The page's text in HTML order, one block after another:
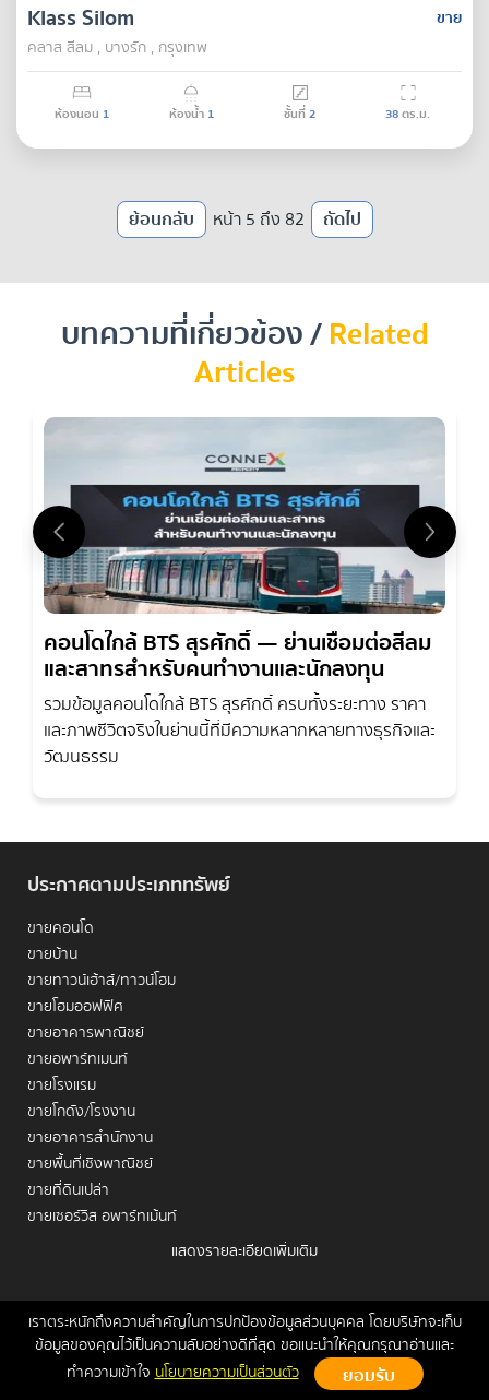
เราตระหนักถึงความสำคัญในการปกป้องข้อมูลส่วนบุคคล โดยบริษัทจะเก็บ
ข้อมูลของคุณไว้เป็นความลับอย่างดีที่สุด ขอแนะนำให้คุณกรุณาอ่านและ
ทำความเข้าใจนโยบายความเป็นส่วนตัว
ขาย
Klass Silom
คลาส สีลม , บางรัก , กรุงเทพ
ห้องนอน 1 ห้องน้ำ 1 ชั้นที่2 38ตร.ม.
ย้อนกลับ หน้า 5 ถึง 82 ถัดไป
บทความที่เกี่ยวข้อง /Related
Articles
คอนโดใกล้ BTS สุรศักดิ์ — ย่านเชื่อมต่อสีลม
และสาทรสำหรับคนทำงานและนักลงทุน
รวมข้อมูลคอนโดใกล้ BTS สุรศักดิ์ ครบทั้งระยะทาง ราคา
และภาพชีวิตจริงในย่านนี้ที่มีความหลากหลายทางธุรกิจและ
วัฒนธรรม
ประกาศตามประเภททรัพย์
ขายคอนโด
ขายบ้าน
ขายทาวน์เฮ้าส์/ทาวน์โฮม
ขายโฮมออฟฟิศ
ขายอาคารพาณิชย์
ขายอพาร์ทเมนท์
ขายโรงแรม
ขายโกดัง/โรงงาน
ขายอาคารสำนักงาน
ขายพื้นที่เชิงพาณิชย์
ขายที่ดินเปล่า
ขายเซอร์วิส อพาร์ทเม้นท์
เช่าบ้าน
เช่าทาวน์เฮ้าส์/ทาวน์โฮม
เช่าโฮมออฟฟิศ
เช่าอาคารพาณิชย์
แสดงรายละเอียดเพิ่มเติม
หน้าหลัก ขาย เช่า ฝากขาย/เช่า ข่าวสาร ติดต่อเรา
Site
Map
Copyrights © 2026, Connex Property